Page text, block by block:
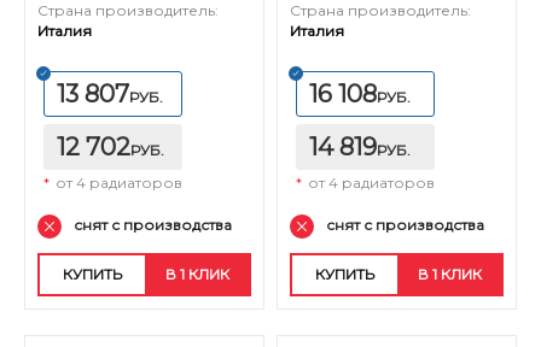
Страна производитель:
Италия
13 807РУБ.
12 702РУБ.
* от 4 радиаторов
снят с производства
КУПИТЬ В 1 КЛИК
Страна производитель:
Италия
16 108РУБ.
14 819РУБ.
* от 4 радиаторов
снят с производства
КУПИТЬ В 1 КЛИК